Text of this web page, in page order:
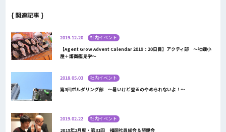
{ 関連記事 }
2019.12.20
社内イベント
【Agent Grow Advent Calendar 2019：20日目】アクティ部 ～牡蠣小
屋＋護衛艦見学～
2018.05.03
社内イベント
第3回ボルダリング部 ～暑いけど登るのやめられないよ！～
2019.02.22
社内イベント
2019年2月度・第31回 福岡社員総会＆懇親会